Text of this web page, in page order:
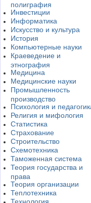
полиграфия
Инвестиции
Информатика
Искусство и культура
История
Компьютерные науки
Краеведение и
этнография
Медицина
Медицинские науки
Промышленность
производство
Психология и
Религия и мифология
Статистика
Страхование
Строительство
Схемотехника
Таможенная система
Теория государства и
права
Теория организации
Теплотехника